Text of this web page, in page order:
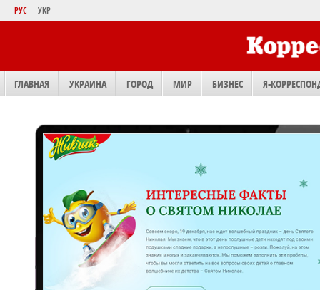
РУС УКР
ГЛАВНАЯ УКРАИНА ГОРОД МИР БИЗНЕС Я-